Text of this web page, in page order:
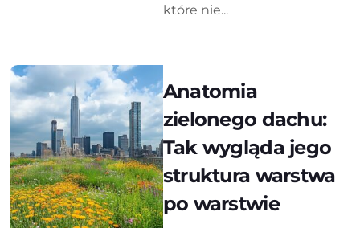
które nie...
Anatomia
zielonego dachu:
Tak wygląda jego
struktura warstwa
po warstwie